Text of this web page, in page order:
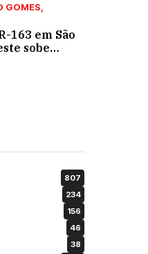
GOMES
163 em São
sobe
a custar R$
desta quarta-
807
234
156
46
38